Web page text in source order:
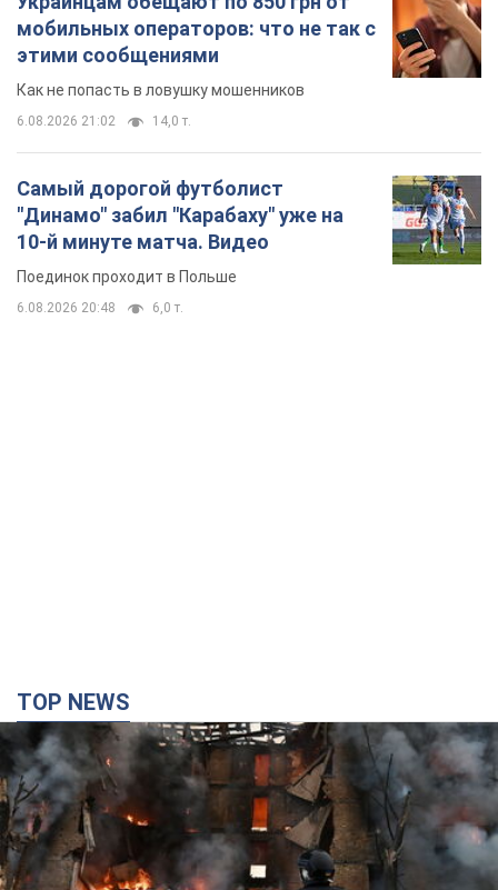
мобильных операторов: что не так с
этими сообщениями
Как не попасть в ловушку мошенников
6.08.2026 21:02 14,0 т.
Самый дорогой футболист
"Динамо" забил "Карабаху" уже на
10-й минуте матча. Видео
Поединок проходит в Польше
6.08.2026 20:48 6,0 т.
TOP NEWS